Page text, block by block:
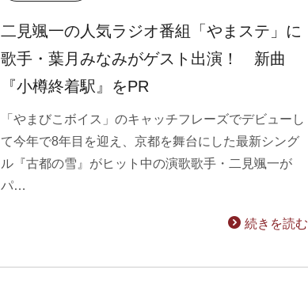
二見颯一の人気ラジオ番組「やまステ」に
歌手・葉月みなみがゲスト出演！ 新曲
『小樽終着駅』をPR
「やまびこボイス」のキャッチフレーズでデビューし
て今年で8年目を迎え、京都を舞台にした最新シング
ル『古都の雪』がヒット中の演歌歌手・二見颯一が
パ…
続きを読む